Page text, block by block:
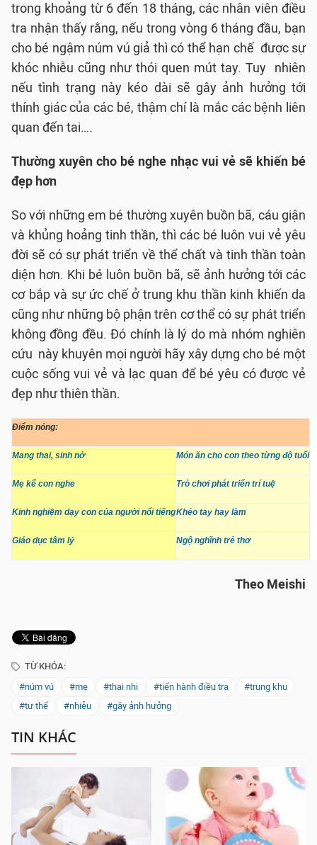
trong khoảng từ 6 đến 18 tháng, các nhân viên điều
tra nhận thấy rằng, nếu trong vòng 6 tháng đầu, bạn
cho bé ngậm núm vú giả thì có thể hạn chế được sự
khóc nhiễu cũng như thói quen mút tay. Tuy nhiên
nếu tình trạng này kéo dài sẽ gây ảnh hưởng tới
thính giác của các bé, thậm chí là mắc các bệnh liên
quan đến tai….
Thường xuyên cho bé nghe nhạc vui vẻ sẽ khiến bé
đẹp hơn
So với những em bé thường xuyên buồn bã, cáu giận
và khủng hoảng tinh thần, thì các bé luôn vui vẻ yêu
đời sẽ có sự phát triển về thể chất và tinh thần toàn
diện hơn. Khi bé luôn buồn bã, sẽ ảnh hưởng tới các
cơ bắp và sự ức chế ở trung khu thần kinh khiến da
cũng như những bộ phận trên cơ thể có sự phát triển
không đồng đều. Đó chính là lý do mà nhóm nghiên
cứu này khuyên mọi người hãy xây dựng cho bé một
cuộc sống vui vẻ và lạc quan để bé yêu có được vẻ
đẹp như thiên thần.
Điểm nóng:
Mang thai, sinh nở Món ăn cho con theo từng độ tuổi
Mẹ kể con nghe Trò chơi phát triển trí tuệ
Kinh nghiệm dạy con của người nổi tiếngKhéo tay hay làm
Giáo dục tâm lý Ngộ nghĩnh trẻ thơ
Theo Meishi
TỪ KHÓA:
#núm vú
#mẹ #thai nhi #tiến hành điều tra
#trung khu
#tư thế
#nhiễu #gây ảnh hưởng
TIN KHÁC